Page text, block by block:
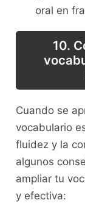
⁣oral en
10.
Cuando se
vocabulario
fluidez‌ y ⁤la
algunos
ampliar tu
y⁤ efectiva: